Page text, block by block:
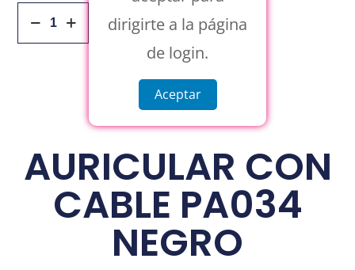
Añadir Al Carrito
AURICULAR CON
CABLE PA034
NEGRO
dirigirte a la página
de login.
Aceptar